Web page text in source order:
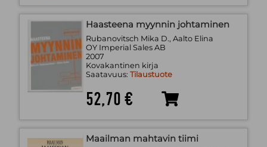
Haasteena myynnin johtaminen
Rubanovitsch Mika D., Aalto Elina
OY Imperial Sales AB
2007
Kovakantinen kirja
Saatavuus: Tilaustuote
52,70 €
Maailman mahtavin tiimi